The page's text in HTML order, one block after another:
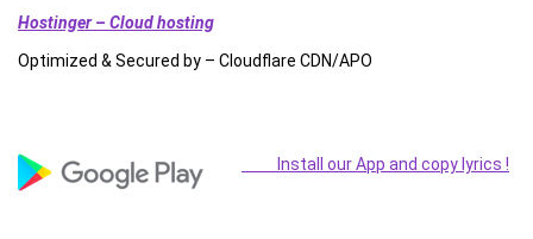
Hostinger – Cloud hosting
Optimized & Secured by – Cloudflare CDN/APO
Install our App and copy lyrics !